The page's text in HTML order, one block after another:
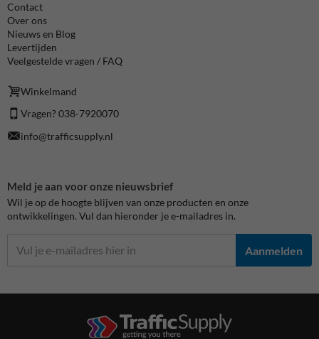
Contact
Over ons
Nieuws en Blog
Levertijden
Veelgestelde vragen / FAQ
Winkelmand
Vragen? 038-7920070
info@trafficsupply.nl
Meld je aan voor onze nieuwsbrief
Wil je op de hoogte blijven van onze producten en onze
ontwikkelingen. Vul dan hieronder je e-mailadres in.
Aanmelden